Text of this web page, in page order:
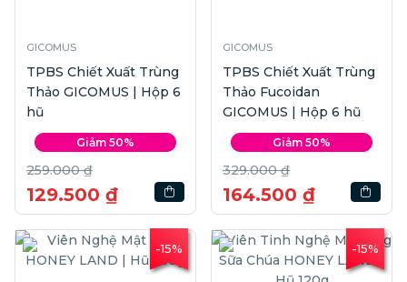
GICOMUS
TPBS Chiết Xuất Trùng
Thảo GICOMUS | Hộp 6
hũ
Giảm 50%
259.000 ₫
129.500 ₫
GICOMUS
TPBS Chiết Xuất Trùng
Thảo Fucoidan
GICOMUS | Hộp 6 hũ
Giảm 50%
329.000 ₫
164.500 ₫
-15% -15%